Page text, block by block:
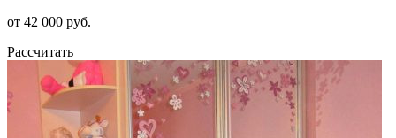
от 42 000 руб.
Рассчитать